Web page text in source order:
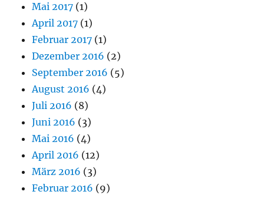
Mai 2017 (1)
April 2017 (1)
Februar 2017 (1)
Dezember 2016 (2)
September 2016 (5)
August 2016 (4)
Juli 2016 (8)
Juni 2016 (3)
Mai 2016 (4)
April 2016 (12)
März 2016 (3)
Februar 2016 (9)